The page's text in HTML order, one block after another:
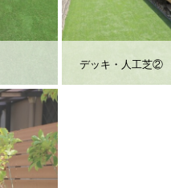
デッキ・人工芝②